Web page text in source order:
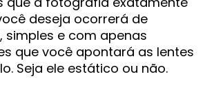
deseja ocorrerá de
simples e com apenas
que você apontará as lentes
Seja ele estático ou não.